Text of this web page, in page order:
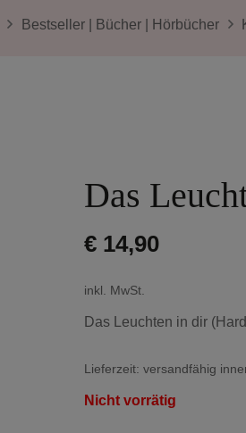
Bestseller | Bücher | Hörbücher
Das
€14,90
inkl. MwSt.
Das Leuchten in dir
Lieferzeit: versandfähig
Nicht vorrätig